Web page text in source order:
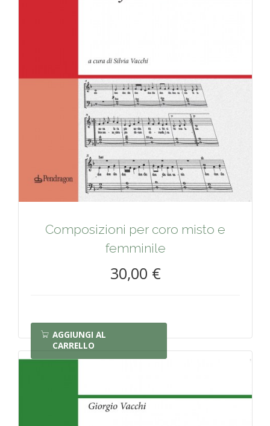
Composizioni per coro misto e
femminile
30,00 €
AGGIUNGI AL
CARRELLO